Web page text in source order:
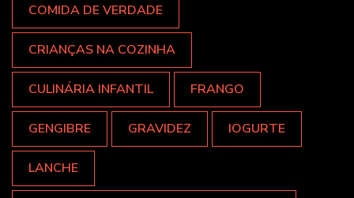
COMIDA DE VERDADE
CRIANÇAS NA COZINHA
CULINÁRIA INFANTIL FRANGO
GENGIBRE GRAVIDEZ IOGURTE
LANCHE